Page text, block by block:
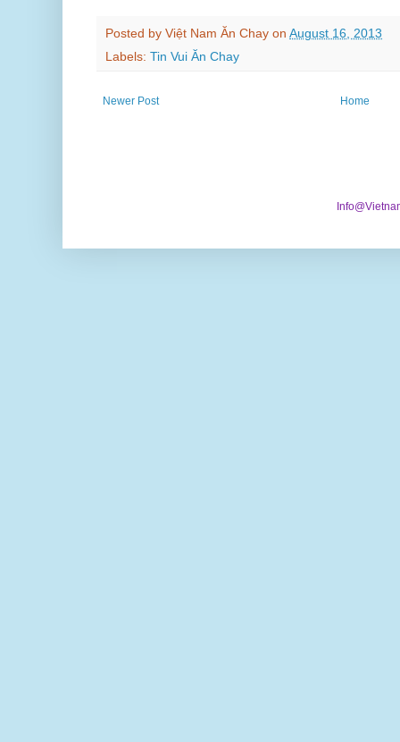
Posted by Việt Nam Ăn Chay on August 16, 2013
Labels: Tin Vui Ăn Chay
Newer Post Home